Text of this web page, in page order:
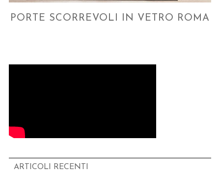
PORTE SCORREVOLI IN VETRO ROMA
ARTICOLI RECENTI